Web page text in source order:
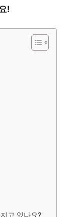
!
고 있나요?